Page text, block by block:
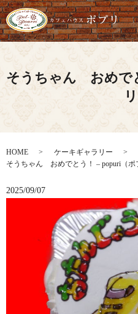
そうちゃん おめで
リ
HOME
ケーキギャラリー
そうちゃん おめでとう！ – popuri（ポ
2025/09/07